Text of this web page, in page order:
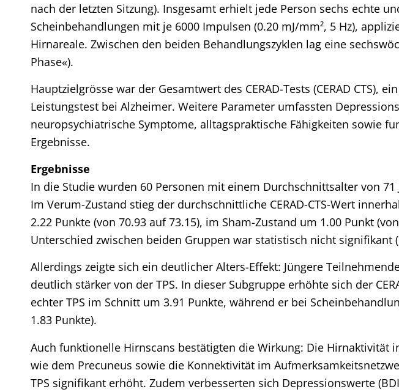
nach der letzten Sitzung). Insgesamt erhielt jede Person sechs echte
Scheinbehandlungen mit je 6000 Impulsen (0.20 mJ/mm², 5 Hz),
Hirnareale. Zwischen den beiden Behandlungszyklen lag eine
Phase«).
Hauptzielgrösse war der Gesamtwert des CERAD-Tests (CERAD CTS),
Leistungstest bei Alzheimer. Weitere Parameter umfassten
neuropsychiatrische Symptome, alltagspraktische Fähigkeiten sowie
Ergebnisse.
Ergebnisse
In die Studie wurden 60 Personen mit einem Durchschnittsalter von 71
Im Verum-Zustand stieg der durchschnittliche CERAD-CTS-Wert
2.22 Punkte (von 70.93 auf 73.15), im Sham-Zustand um 1.00 Punkt
Unterschied zwischen beiden Gruppen war statistisch nicht signifikant
Allerdings zeigte sich ein deutlicher Alters-Effekt: Jüngere
deutlich stärker von der TPS. In dieser Subgruppe erhöhte sich der
echter TPS im Schnitt um 3.91 Punkte, während er bei
1.83 Punkte).
Auch funktionelle Hirnscans bestätigten die Wirkung: Die Hirnaktivität
wie dem Precuneus sowie die Konnektivität im
TPS signifikant erhöht. Zudem verbesserten sich Depressionswerte